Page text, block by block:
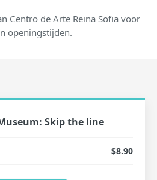
Centro de Arte Reina Sofia voor
openingstijden.
Skip the line
$8.90